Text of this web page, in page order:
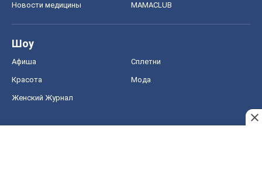
Новости медицины MAMACLUB
Шоу
Афиша Сплетни
Красота Мода
Женский Журнал